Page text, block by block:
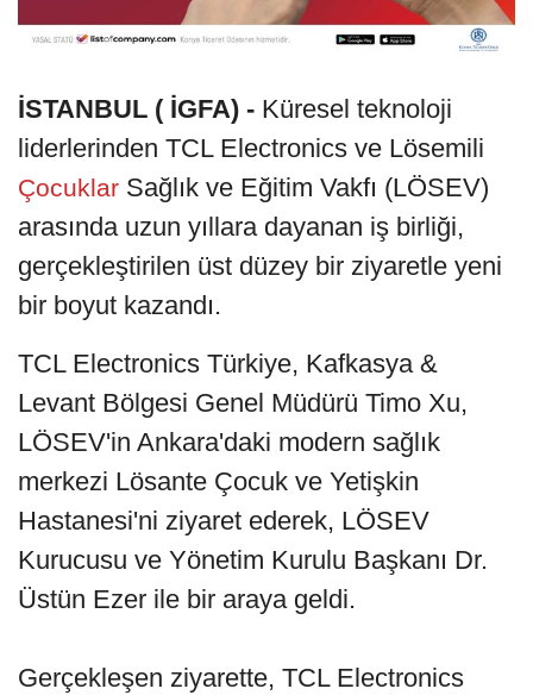
İSTANBUL ( İGFA) - Küresel teknoloji
liderlerinden TCL Electronics ve Lösemili
Çocuklar Sağlık ve Eğitim Vakfı (LÖSEV)
arasında uzun yıllara dayanan iş birliği,
gerçekleştirilen üst düzey bir ziyaretle yeni
bir boyut kazandı.
TCL Electronics Türkiye, Kafkasya &
Levant Bölgesi Genel Müdürü Timo Xu,
LÖSEV'in Ankara'daki modern sağlık
merkezi Lösante Çocuk ve Yetişkin
Hastanesi'ni ziyaret ederek, LÖSEV
Kurucusu ve Yönetim Kurulu Başkanı Dr.
Üstün Ezer ile bir araya geldi.
Gerçekleşen ziyarette, TCL Electronics